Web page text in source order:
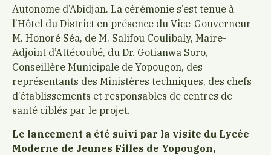
Autonome d’Abidjan. La cérémonie s’est tenue à
l’Hôtel du District en présence du Vice-Gouverneur
M. Honoré Séa, de M. Salifou Coulibaly, Maire-
Adjoint d’Attécoubé, du Dr. Gotianwa Soro,
Conseillère Municipale de Yopougon, des
représentants des Ministères techniques, des chefs
d’établissements et responsables de centres de
santé ciblés par le projet.
Le lancement a été suivi par la visite du Lycée
Moderne de Jeunes Filles de Yopougon,